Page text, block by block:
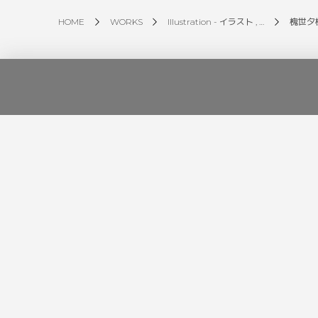
HOME WORKS Illustration - イラスト , … 槐世夕